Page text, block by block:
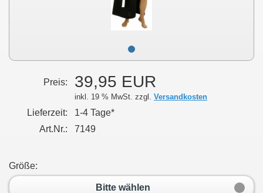
Preis: 39,95 EUR
inkl. 19 % MwSt. zzgl. Versandkosten
Lieferzeit:
1-4 Tage*
Art.Nr.:
7149
Größe:
Bitte wählen